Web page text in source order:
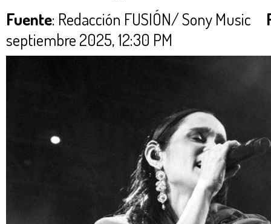
Fuente: Redacción FUSIÓN/ Sony Music
septiembre 2025, 12:30 PM